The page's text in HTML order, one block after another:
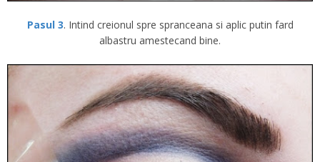
Pasul 3. Intind creionul spre spranceana si aplic putin fard
albastru amestecand bine.